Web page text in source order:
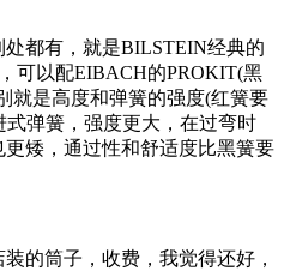
都有，就是BILSTEIN经典的
可以配EIBACH的PROKIT(黑
就是高度和弹簧的强度(红簧要
式弹簧，强度更大，在过弯时
矮，通过性和舒适度比黑簧要
装的筒子，收费，我觉得还好，